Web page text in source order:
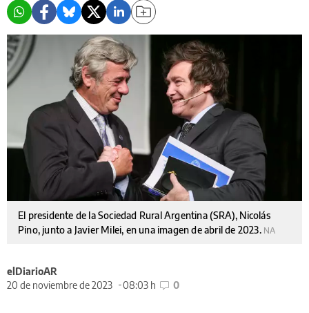
El presidente de la Sociedad Rural Argentina (SRA), Nicolás
Pino, junto a Javier Milei, en una imagen de abril de 2023. NA
elDiarioAR
20 de noviembre de 2023
08:03 h 0